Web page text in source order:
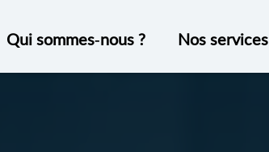
Qui sommes-nous ? Nos services